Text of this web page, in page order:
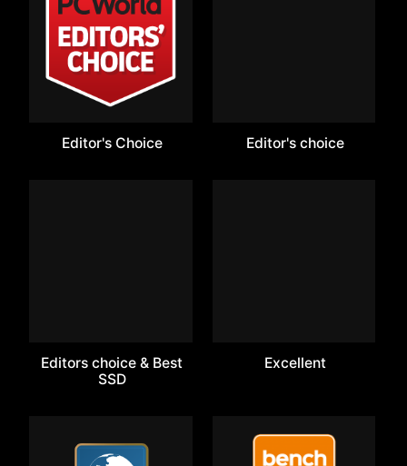
Editor's Choice Editor's choice
Editors choice & Best
SSD
Excellent